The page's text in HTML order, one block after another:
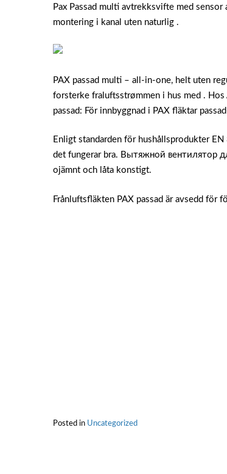
Pax Passad multi avtrekksvifte med
montering i kanal uten naturlig .
PAX passad multi – all-in-one, helt uten
forsterke fraluftsstrømmen i hus med . Hos
passad: För innbyggnad i PAX fläktar
Enligt standarden för hushållsprodukter
det fungerar bra. Вытяжной вентилятор
ojämnt och låta konstigt.
Frånluftsfläkten PAX passad är avsedd för
Posted in Uncategorized